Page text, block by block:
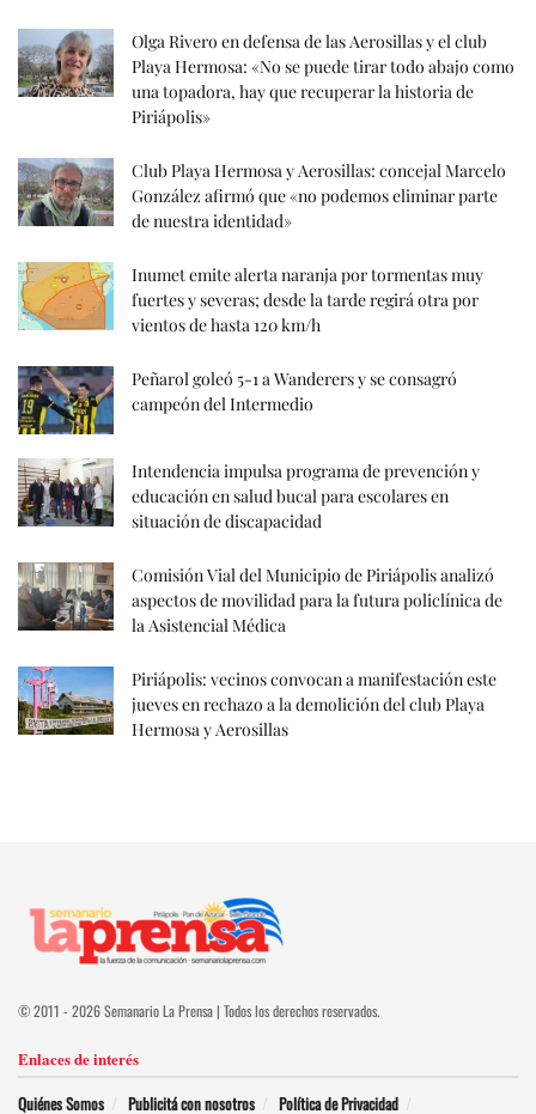
Olga Rivero en defensa de las Aerosillas y el club
Playa Hermosa: «No se puede tirar todo abajo como
una topadora, hay que recuperar la historia de
Piriápolis»
Club Playa Hermosa y Aerosillas: concejal Marcelo
González afirmó que «no podemos eliminar parte
de nuestra identidad»
Inumet emite alerta naranja por tormentas muy
fuertes y severas; desde la tarde regirá otra por
vientos de hasta 120 km/h
Peñarol goleó 5-1 a Wanderers y se consagró
campeón del Intermedio
Intendencia impulsa programa de prevención y
educación en salud bucal para escolares en
situación de discapacidad
Comisión Vial del Municipio de Piriápolis analizó
aspectos de movilidad para la futura policlínica de
la Asistencial Médica
Piriápolis: vecinos convocan a manifestación este
jueves en rechazo a la demolición del club Playa
Hermosa y Aerosillas
© 2011 - 2026 Semanario La Prensa | Todos los derechos reservados.
Enlaces de interés
Quiénes Somos Publicitá con nosotros Política de Privacidad